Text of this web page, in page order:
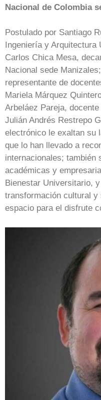
Nacional de Colombia
Postulado por Santiago
Ingeniería y Arquitectura
Carlos Chica Mesa,
Nacional sede
representante de
Mariela Márquez
Arbeláez Pareja,
Julián Andrés Restrepo
electrónico le exaltan su
que lo han llevado a
internacionales; también
académicas y
Bienestar Universitario,
transformación cultural y
espacio para el disfrute